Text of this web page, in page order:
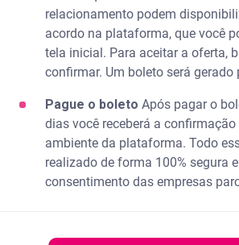
relacionamento podem
acordo na plataforma, que você
tela inicial. Para aceitar a oferta,
confirmar. Um boleto será
Pague o boleto Após pagar o
dias você receberá a
ambiente da plataforma. Todo
realizado de forma 100% segura
consentimento das empresas